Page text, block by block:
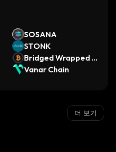
SOSANA
STONK
Bridged Wrapped B
itcoin (Worldchain)
Vanar Chain
더 보기